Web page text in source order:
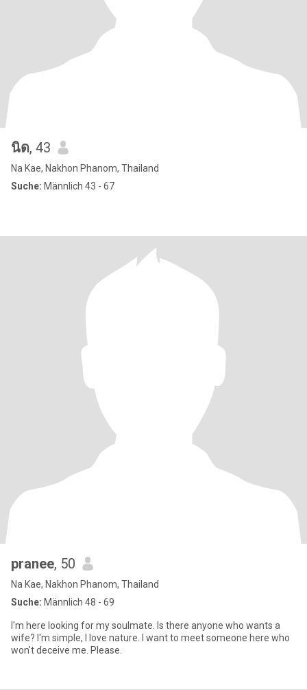
นิด, 43
Na Kae, Nakhon Phanom, Thailand
Suche: Männlich 43 - 67
pranee, 50
Na Kae, Nakhon Phanom, Thailand
Suche: Männlich 48 - 69
I'm here looking for my soulmate. Is there anyone who wants a
wife? I'm simple, I love nature. I want to meet someone here who
won't deceive me. Please.